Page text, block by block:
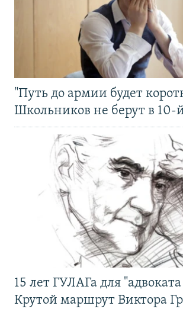
"Путь до армии будет
Школьников не берут в 10-
15 лет ГУЛАГа для
Крутой маршрут Виктора